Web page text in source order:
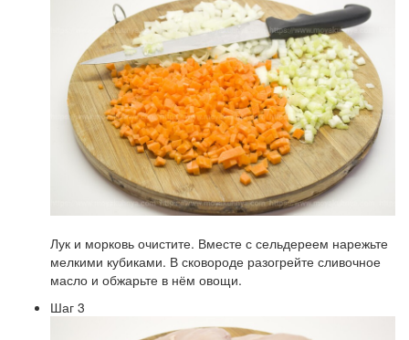
Лук и морковь очистите. Вместе с сельдереем нарежьте
мелкими кубиками. В сковороде разогрейте сливочное
масло и обжарьте в нём овощи.
Шаг 3